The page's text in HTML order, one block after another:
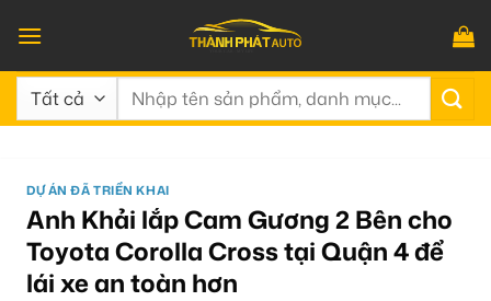
qua
nội
dung
Tìm
DỰ ÁN ĐÃ TRIỂN KHAI
Anh Khải lắp Cam Gương 2 Bên cho
Toyota Corolla Cross tại Quận 4 để
lái xe an toàn hơn